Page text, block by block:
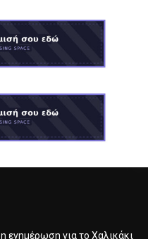
η ενημέρωση για το Χαλικάκι